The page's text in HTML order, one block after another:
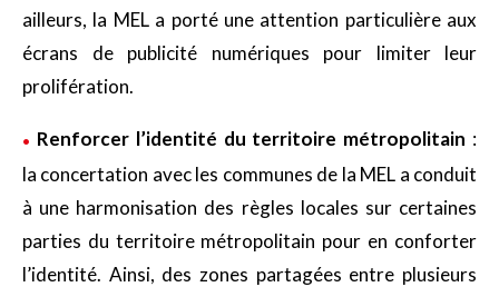
ailleurs, la MEL a porté une attention particulière aux
écrans de publicité numériques pour limiter leur
prolifération.
Renforcer l’identité du territoire métropolitain :
la concertation avec les communes de la MEL a conduit
à une harmonisation des règles locales sur certaines
parties du territoire métropolitain pour en conforter
l’identité. Ainsi, des zones partagées entre plusieurs